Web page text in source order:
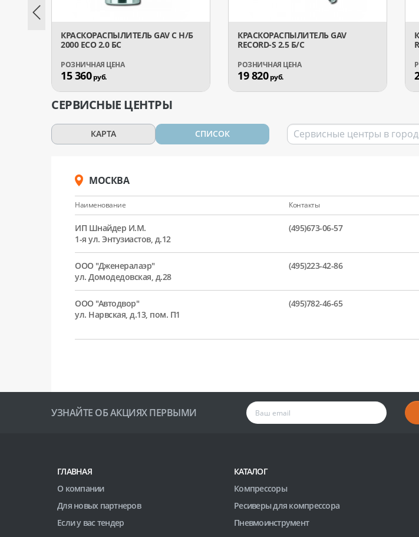
КРАСКОРАСПЫЛИТЕЛЬ GAV С Н/Б
2000 ECO 2.0 БС
15 360руб.
КРАСКОРАСПЫЛИТЕЛЬ GAV
RECORD-S 2.5 Б/С
19 820руб.
СЕРВИСНЫЕ ЦЕНТРЫ
КАРТА СПИСОК
МОСКВА
Наименование Контакты
ИП Шнайдер И.М.
1-я ул. Энтузиастов, д.12
(495)673-06-57
ООО "Дженералаэр"
ул. Домодедовская, д.28
(495)223-42-86
ООО "Автодвор"
ул. Нарвская, д.13, пом. П1
(495)782-46-65
УЗНАЙТЕ ОБ АКЦИЯХ ПЕРВЫМИ
ГЛАВНАЯ
О компании
Для новых партнеров
Если у вас тендер
КАТАЛОГ
Компрессоры
Ресиверы для компрессора
Пневмоинструмент